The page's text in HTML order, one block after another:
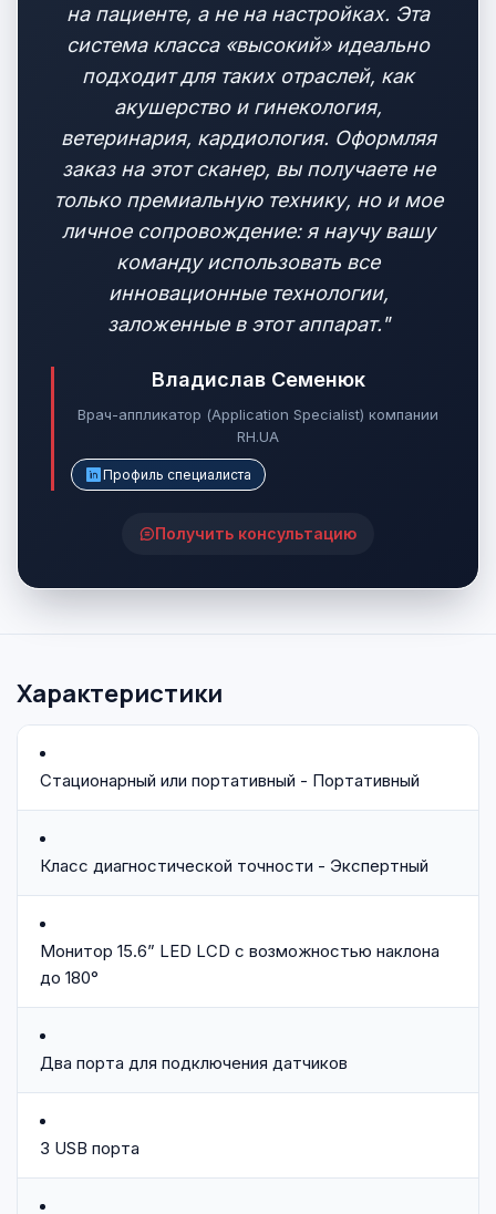
на пациенте, а не на настройках. Эта
система класса «высокий» идеально
подходит для таких отраслей, как
акушерство и гинекология,
ветеринария, кардиология. Оформляя
заказ на этот сканер, вы получаете не
только премиальную технику, но и мое
личное сопровождение: я научу вашу
команду использовать все
инновационные технологии,
заложенные в этот аппарат."
Владислав Семенюк
Врач-аппликатор (Application Specialist) компании
RH.UA
Профиль специалиста
Получить консультацию
Характеристики
Стационарный или портативный - Портативный
Класс диагностической точности - Экспертный
Монитор 15.6” LED LCD с возможностью наклона
до 180°
Два порта для подключения датчиков
3 USB порта